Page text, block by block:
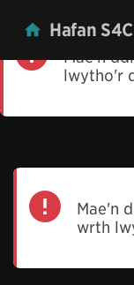
Hafan S4C
Mae'n
lwytho'r
Mae'n
wrth